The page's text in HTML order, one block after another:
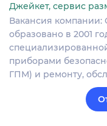
Джейкет, сервис
Вакансия
образовано в 2001
приборами
ГПМ) и ремонту,